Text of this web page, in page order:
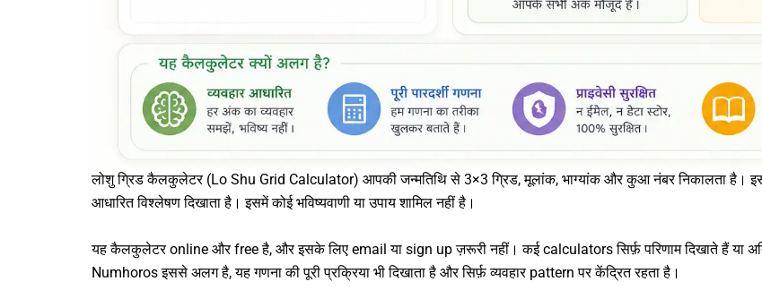
लोशु ग्रिड कैलकुलेटर (Lo Shu Grid Calculator) आपकी जन्मतिथि से 3×3 ग्रिड, मूलांक, भाग्यांक और कुआ नंबर निकालता है।
आधारित विश्लेषण दिखाता है। इसमें कोई भविष्यवाणी या उपाय शामिल नहीं है।
यह कैलकुलेटर online और free है, और इसके लिए email या sign up ज़रूरी नहीं। कई calculators सिर्फ़ परिणाम दिखाते हैं या
Numhoros इससे अलग है, यह गणना की पूरी प्रक्रिया भी दिखाता है और सिर्फ़ व्यवहार pattern पर केंद्रित रहता है।